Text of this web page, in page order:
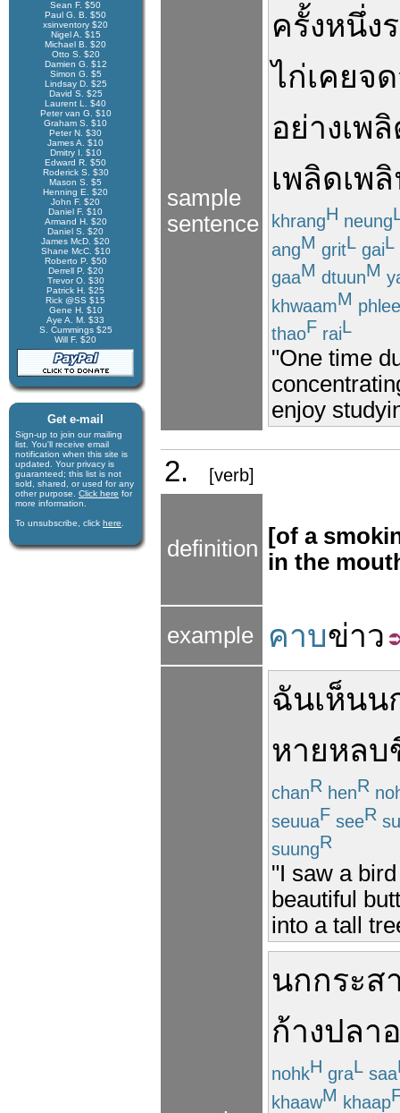
Sean F. $50
Paul G. B. $50
xsinventory $20
Nigel A. $15
Michael B. $20
Otto S. $20
Damien G. $12
Simon G. $5
Lindsay D. $25
David S. $25
Laurent L. $40
Peter van G. $10
Graham S. $10
Peter N. $30
James A. $10
Dmitry I. $10
Edward R. $50
Roderick S. $30
Mason S. $5
Henning E. $20
John F. $20
Daniel F. $10
Armand H. $20
Daniel S. $20
James McD. $20
Shane McC. $10
Roberto P. $50
Derrell P. $20
Trevor O. $30
Patrick H. $25
Rick @SS $15
Gene H. $10
Aye A. M. $33
S. Cummings $25
Will F. $20
Get e-mail
Sign-up to join our mail­ing
list. You'll receive e­mail
notification when this site is
updated. Your privacy is
guaran­teed; this list is not
sold, shared, or used for any
other purpose. Click here for
more infor­mation.
To unsubscribe, click here
sample
sentence
ครั้งหนึ่ง
ไก่เคยจ
อย่างเพ
เพลิดเพ
khrangH neung
angM gritL gaiL
gaaM dtuunM
khwaamM
thaoF raiL
"One time
enjoy
2. [verb]
definition [of a
in the
example คาบข่าว
ฉันเห็นน
หายหลบ
chanR henR
seuuaF seeR
suungR
"I saw a
beautiful
into a tall
นกกระส
ก้างปลา
nohkH graL saa
khaawM khaap